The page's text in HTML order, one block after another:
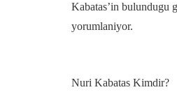
Kabatas’in bulundugu
yorumlaniyor.
Nuri Kabatas Kimdir?